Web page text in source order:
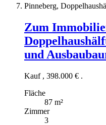
Pinneberg,
Zum
und
Kauf , 398.000 € .
Fläche
87 m²
Zimmer
3